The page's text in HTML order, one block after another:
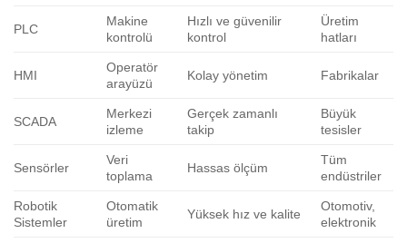
PLC
Makine
kontrolü
Hızlı ve güvenilir
kontrol
Üretim
hatları
HMI
Operatör
arayüzü
Kolay yönetim Fabrikalar
SCADA
Merkezi
izleme
Gerçek zamanlı
takip
Büyük
tesisler
Sensörler
Veri
toplama
Hassas ölçüm
Tüm
endüstriler
Robotik
Sistemler
Otomatik
üretim
Yüksek hız ve kalite
Otomotiv,
elektronik